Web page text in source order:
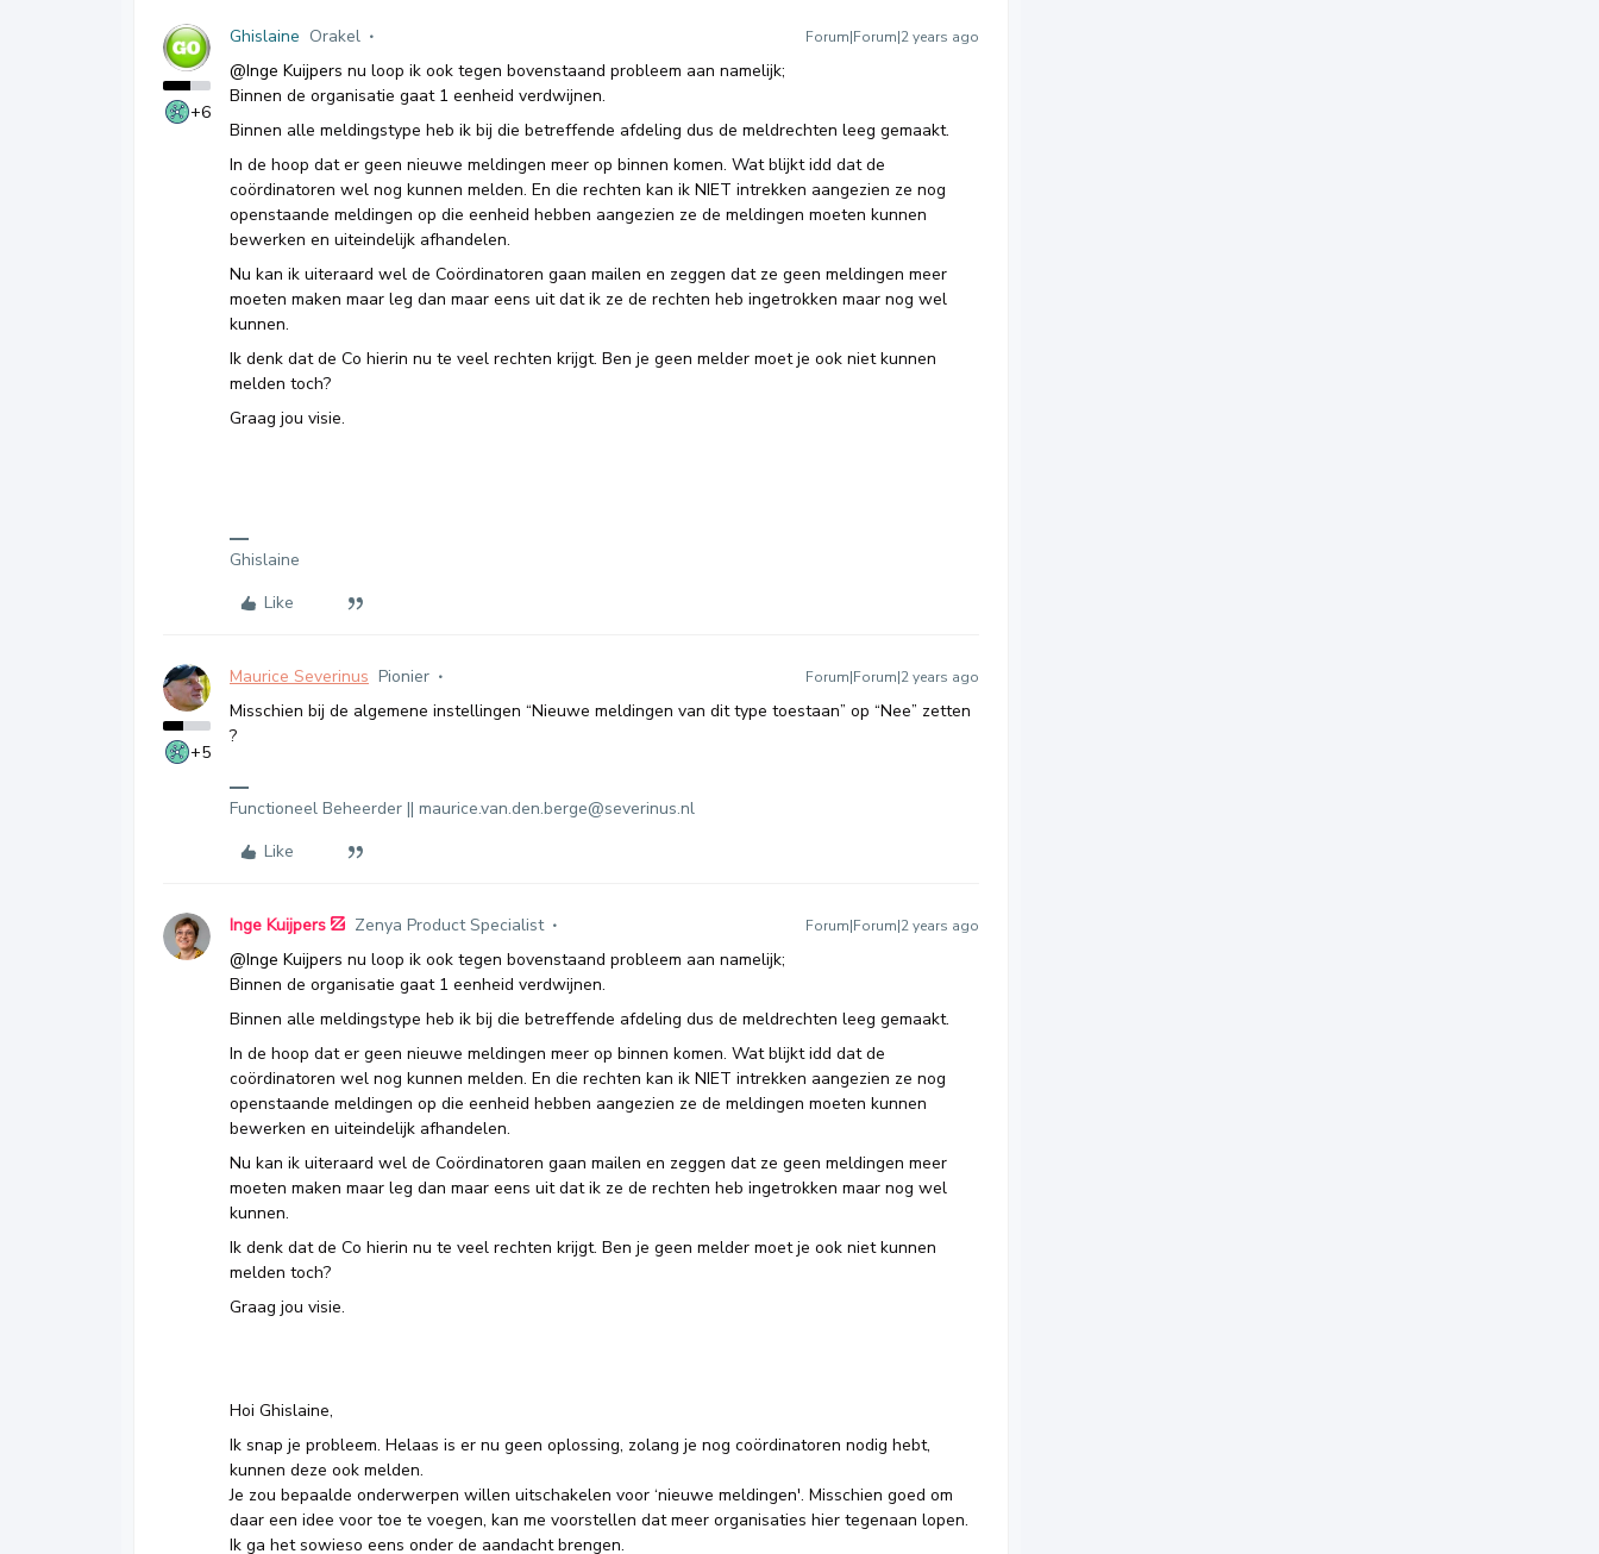
+6
Ghislaine Orakel Forum|Forum|2 years ago
@Inge Kuijpers nu loop ik ook tegen bovenstaand probleem aan namelijk;
Binnen de organisatie gaat 1 eenheid verdwijnen.
Binnen alle meldingstype heb ik bij die betreffende afdeling dus de meldrechten leeg gemaakt.
In de hoop dat er geen nieuwe meldingen meer op binnen komen. Wat blijkt idd dat de
coördinatoren wel nog kunnen melden. En die rechten kan ik NIET intrekken aangezien ze nog
openstaande meldingen op die eenheid hebben aangezien ze de meldingen moeten kunnen
bewerken en uiteindelijk afhandelen.
Nu kan ik uiteraard wel de Coördinatoren gaan mailen en zeggen dat ze geen meldingen meer
moeten maken maar leg dan maar eens uit dat ik ze de rechten heb ingetrokken maar nog wel
kunnen.
Ik denk dat de Co hierin nu te veel rechten krijgt. Ben je geen melder moet je ook niet kunnen
melden toch?
Graag jou visie.
Ghislaine
Like
+5
Maurice Severinus Pionier Forum|Forum|2 years ago
Misschien bij de algemene instellingen “Nieuwe meldingen van dit type toestaan” op “Nee” zetten
?
Functioneel Beheerder || maurice.van.den.berge@severinus.nl
Like
Inge Kuijpers Zenya Product Specialist Forum|Forum|2 years ago
@Inge Kuijpers nu loop ik ook tegen bovenstaand probleem aan namelijk;
Binnen de organisatie gaat 1 eenheid verdwijnen.
Binnen alle meldingstype heb ik bij die betreffende afdeling dus de meldrechten leeg gemaakt.
In de hoop dat er geen nieuwe meldingen meer op binnen komen. Wat blijkt idd dat de
coördinatoren wel nog kunnen melden. En die rechten kan ik NIET intrekken aangezien ze nog
openstaande meldingen op die eenheid hebben aangezien ze de meldingen moeten kunnen
bewerken en uiteindelijk afhandelen.
Nu kan ik uiteraard wel de Coördinatoren gaan mailen en zeggen dat ze geen meldingen meer
moeten maken maar leg dan maar eens uit dat ik ze de rechten heb ingetrokken maar nog wel
kunnen.
Ik denk dat de Co hierin nu te veel rechten krijgt. Ben je geen melder moet je ook niet kunnen
melden toch?
Graag jou visie.
Hoi Ghislaine,
Ik snap je probleem. Helaas is er nu geen oplossing, zolang je nog coördinatoren nodig hebt,
kunnen deze ook melden.
Je zou bepaalde onderwerpen willen uitschakelen voor ‘nieuwe meldingen'. Misschien goed om
daar een idee voor toe te voegen, kan me voorstellen dat meer organisaties hier tegenaan lopen.
Ik ga het sowieso eens onder de aandacht brengen.